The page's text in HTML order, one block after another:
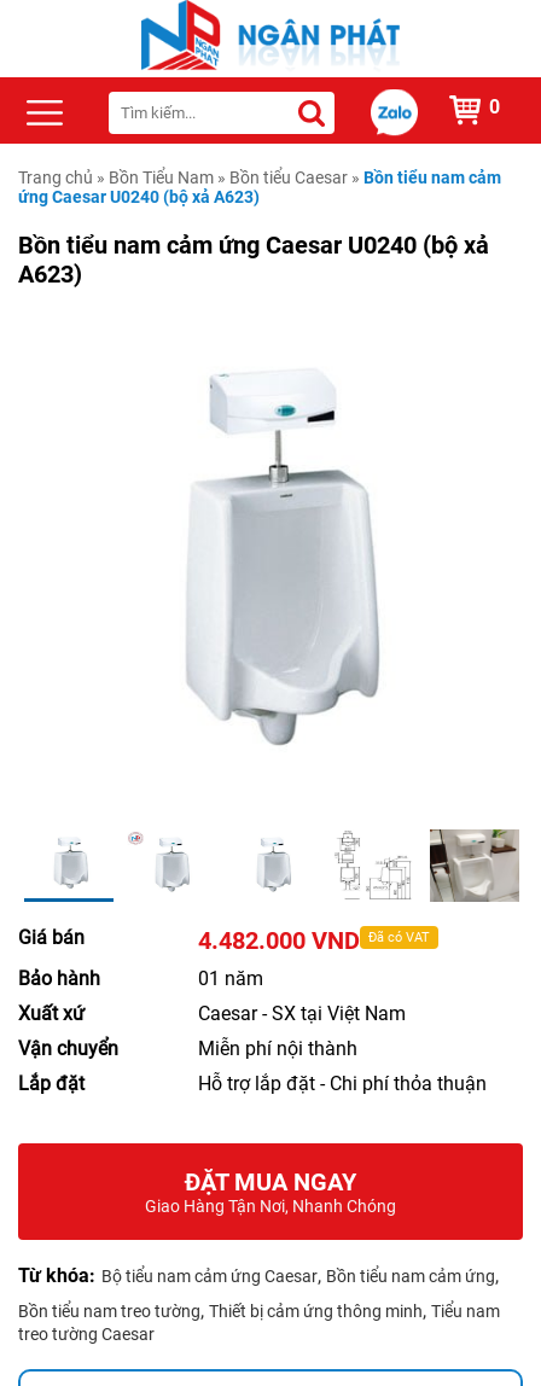
0
Trang chủ » Bồn Tiểu Nam » Bồn tiểu Caesar » Bồn tiểu nam cảm
ứng Caesar U0240 (bộ xả A623)
Bồn tiểu nam cảm ứng Caesar U0240 (bộ xả
A623)
Giá bán 4.482.000 VND Đã có VAT
Bảo hành
01 năm
Xuất xứ
Caesar - SX tại Việt Nam
Vận chuyển
Miễn phí nội thành
Lắp đặt
Hỗ trợ lắp đặt - Chi phí thỏa thuận
ĐẶT MUA NGAY
Giao Hàng Tận Nơi, Nhanh Chóng
Từ khóa: Bộ tiểu nam cảm ứng Caesar, Bồn tiểu nam cảm ứng,
Bồn tiểu nam treo tường, Thiết bị cảm ứng thông minh, Tiểu nam
treo tường Caesar